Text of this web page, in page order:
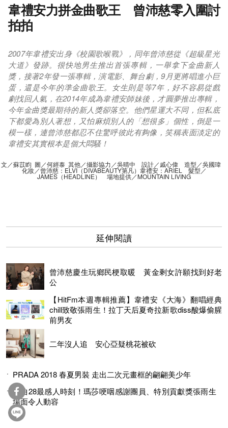
韋禮安力拼金曲歌王 曾沛慈零入圍討
拍拍
2007年韋禮安出身《校園歌喉戰》，同年曾沛慈從《超級星光
大道》發跡。很快地男生推出首張專輯，一舉拿下金曲新人
獎，接著2年發一張專輯，演電影、舞台劇，9月更將唱進小巨
蛋，還是今年的準金曲歌王。女生則是等7年，好不容易從戲
劇找回人氣，在2014年成為韋禮安師妹後，才圓夢推出專輯，
今年金曲獎最期待的新人獎卻落空。他們星運大不同，但私底
下都愛為別人著想，又怕麻煩別人的「想很多」個性，倒是一
模一樣，連曾沛慈都忍不住驚呼彼此有夠像，笑稱表面淡定的
韋禮安其實根本是個大悶騷！
文／蘇苡盷 圖／何經泰 其他／攝影協力／吳晴中 設計／戚心偉 造型／吳國瑋
化妝／曾沛慈：ELVI（DIVABEAUTY第凡）韋禮安：ARIEL 髮型／
JAMES（HEADLINE） 場地提供／MOUNTAIN LIVING
延伸閱讀
曾沛慈慶生玩鄉民梗取暖 黃金剩女許願找到好老
公
【HitFm本週專輯推薦】韋禮安《大海》翻唱經典
chill致敬張雨生！拉丁天后夏奇拉新歌diss酸爆偷腥
前男友
二年沒人追 安心亞疑桃花被砍
PRADA 2018 春夏男裝 走出二次元畫框的翩翩美少年
金曲28最感人時刻！瑪莎哽咽感謝團員、特別貢獻獎張雨生
場面令人動容